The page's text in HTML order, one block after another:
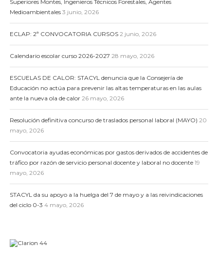
Superiores Montes, Ingenieros Técnicos Forestales, Agentes
Medioambientales 3 junio, 2026
ECLAP: 2ª CONVOCATORIA CURSOS 2 junio, 2026
Calendario escolar curso 2026-2027 28 mayo, 2026
ESCUELAS DE CALOR: STACYL denuncia que la Consejería de
Educación no actúa para prevenir las altas temperaturas en las aulas
ante la nueva ola de calor 26 mayo, 2026
Resolución definitiva concurso de traslados personal laboral (MAYO) 20
mayo, 2026
Convocatoria ayudas económicas por gastos derivados de accidentes de
tráfico por razón de servicio personal docente y laboral no docente 19
mayo, 2026
STACYL da su apoyo a la huelga del 7 de mayo y a las reivindicaciones
del ciclo 0-3 4 mayo, 2026